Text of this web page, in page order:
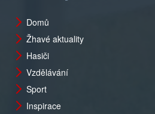
Domů
Žhavé aktuality
Hasiči
Vzdělávání
Sport
Inspirace